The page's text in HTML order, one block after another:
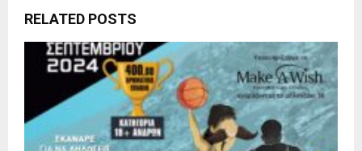
RELATED POSTS